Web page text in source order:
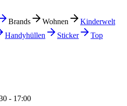
Brands Wohnen
Kinderwelt
Handyhüllen Sticker
Top
- 17:00